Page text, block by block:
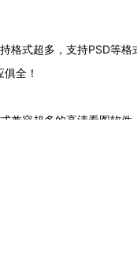
格式超多，支持PSD等
全！
兼容超多的高清看图软
多专业格式。兼容CAD